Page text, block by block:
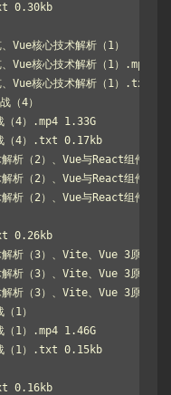
0.30kb
Vue核心技术解析（1）
Vue核心技术解析（1）.mp4
、Vue核心技术解析（1）.txt
（4）
（4）.mp4 1.33G
（4）.txt 0.17kb
析（2）、Vue与React组件化技
析（2）、Vue与React组件化
析（2）、Vue与React组件
0.26kb
析（3）、Vite、Vue 3原理解
析（3）、Vite、Vue 3原理解
解析（3）、Vite、Vue 3原理
1）
（1）.mp4 1.46G
（1）.txt 0.15kb
0.16kb